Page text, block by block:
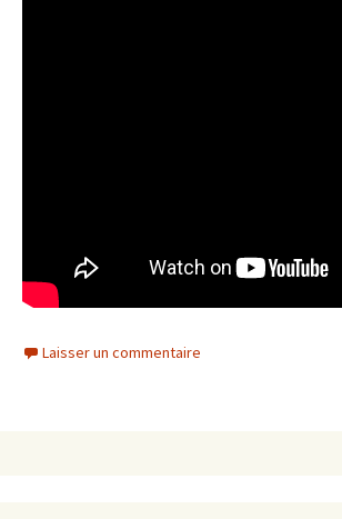
Laisser un commentaire